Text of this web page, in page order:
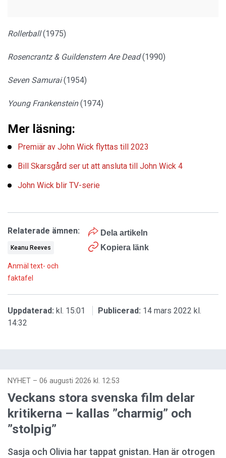
Rollerball(1975)
Rosencrantz & Guildenstern Are Dead(1990)
Seven Samurai(1954)
Young Frankenstein(1974)
Mer läsning:
Premiär av John Wick flyttas till 2023
Bill Skarsgård ser ut att ansluta till John Wick 4
John Wick blir TV-serie
Dela artikeln
Kopiera länk
Relaterade ämnen:
Keanu Reeves
Anmäl text- och
faktafel
Uppdaterad: kl. 15:01 Publicerad: 14 mars 2022 kl.
14:32
NYHET – 06 augusti 2026 kl. 12:53
Veckans stora svenska film delar
kritikerna – kallas ”charmig” och
”stolpig”
Sasja och Olivia har tappat gnistan. Han är otrogen